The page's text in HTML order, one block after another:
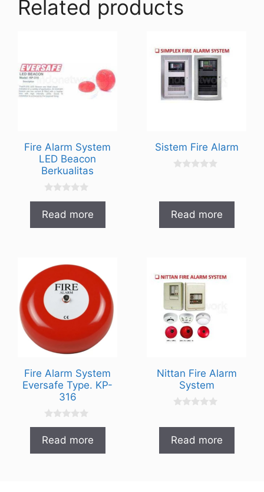
Related products
Fire Alarm System
LED Beacon
Berkualitas
u
Read more
Sistem Fire Alarm
t
o
f
Read more
Fire Alarm System
Eversafe Type. KP-
316
0
u
Read more
Nittan Fire Alarm
System
u
t
o
f
Read more